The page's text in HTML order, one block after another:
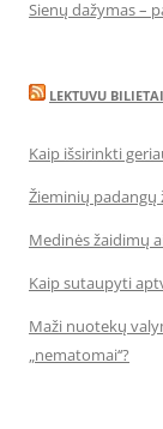
Sienų dažymas –
LEKTUVU BILIETAI
Kaip išsirinkti
Žieminių padangų
Medinės žaidimų
Kaip sutaupyti
Maži nuotekų
„nematomai‘‘?